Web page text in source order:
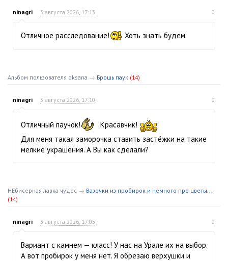
ninagri 3 августа 2026, 17:13 0
Отличное расследование! Хоть знать будем.
Альбом пользователя oksana → Брошь паук (14)
ninagri 3 августа 2026, 17:10 0
Отличный паучок!
Красавчик!
Для меня такая заморочка ставить застёжки на такие
мелкие украшения. А Вы как сделали?
НЕбисерная лавка чудес → Вазочки из пробирок и немного про цветы...
(14)
ninagri 3 августа 2026, 17:05 0
Вариант с камнем — класс! У нас на Урале их на выбор.
А вот пробирок у меня нет. Я обрезаю верхушки и